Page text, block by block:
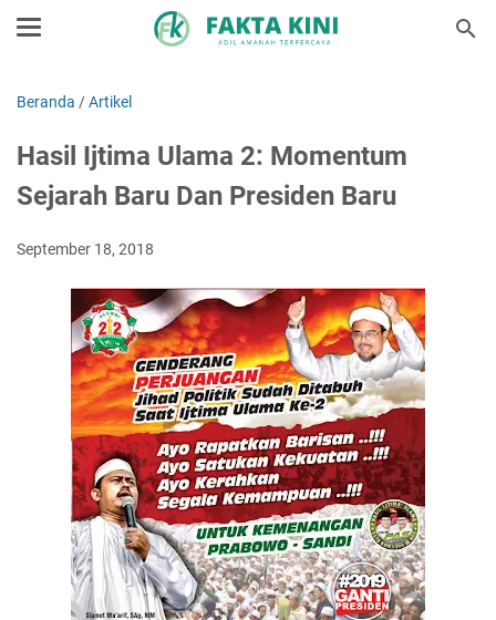
Beranda /Artikel
Hasil Ijtima Ulama 2: Momentum
Sejarah Baru Dan Presiden Baru
September 18, 2018